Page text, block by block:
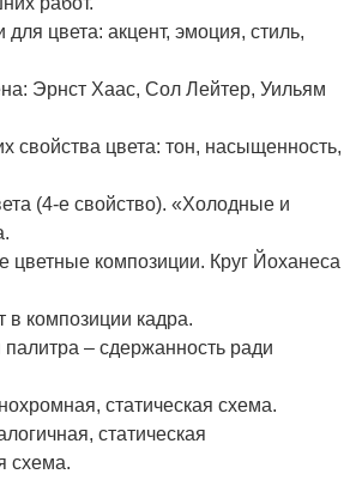
для цвета: акцент, эмоция, стиль,
Эрнст Хаас, Сол Лейтер, Уильям
свойства цвета: тон, насыщенность,
(4-е свойство). «Холодные и
цветные композиции. Круг Йоханеса
в композиции кадра.
– сдержанность ради
статическая схема.
статическая
схема.